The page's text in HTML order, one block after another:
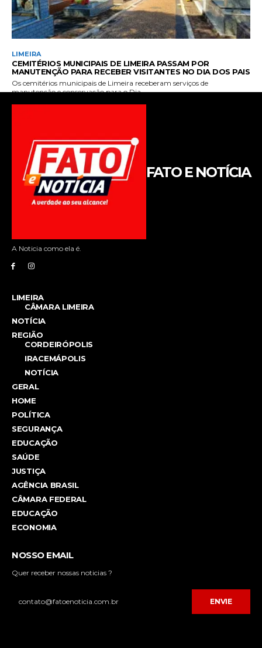
FATO E NOTÍCIA
A Noticia como ela é.
LIMEIRA
CÂMARA LIMEIRA
NOTÍCIA
REGIÃO
CORDEIRÓPOLIS
IRACEMÁPOLIS
NOTÍCIA
GERAL
HOME
POLÍTICA
SEGURANÇA
EDUCAÇÃO
SAÚDE
JUSTIÇA
AGÊNCIA BRASIL
CÂMARA FEDERAL
EDUCAÇÃO
ECONOMIA
NOSSO EMAIL
Quer receber nossas noticias ?
ENVIE